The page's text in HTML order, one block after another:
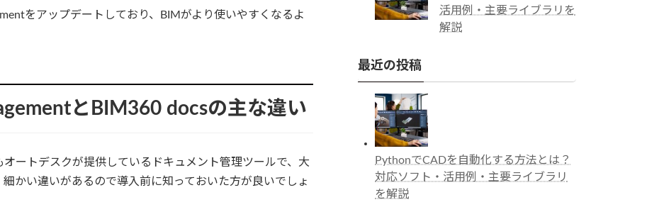
をアップデートしており、BIMがより使いやすくなるよ
とBIM360 docsの主な違い
ートデスクが提供しているドキュメント管理ツールで、大
かい違いがあるので導入前に知っておいた方が良いでしょ
活用例・主要ライブラリを
解説
最近の投稿
PythonでCADを自動化する方法とは？
対応ソフト・活用例・主要ライブラリ
を解説